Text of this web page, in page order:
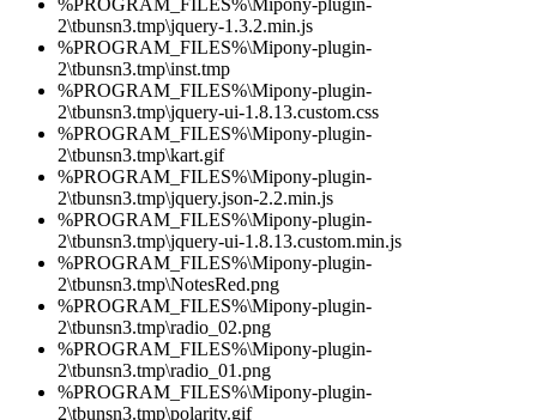
%PROGRAM_FILES%\Mipony-plugin-
2\tbunsn3.tmp\jquery-1.3.2.min.js
%PROGRAM_FILES%\Mipony-plugin-
2\tbunsn3.tmp\inst.tmp
%PROGRAM_FILES%\Mipony-plugin-
2\tbunsn3.tmp\jquery-ui-1.8.13.custom.css
%PROGRAM_FILES%\Mipony-plugin-
2\tbunsn3.tmp\kart.gif
%PROGRAM_FILES%\Mipony-plugin-
2\tbunsn3.tmp\jquery.json-2.2.min.js
%PROGRAM_FILES%\Mipony-plugin-
2\tbunsn3.tmp\jquery-ui-1.8.13.custom.min.js
%PROGRAM_FILES%\Mipony-plugin-
2\tbunsn3.tmp\NotesRed.png
%PROGRAM_FILES%\Mipony-plugin-
2\tbunsn3.tmp\radio_02.png
%PROGRAM_FILES%\Mipony-plugin-
2\tbunsn3.tmp\radio_01.png
%PROGRAM_FILES%\Mipony-plugin-
2\tbunsn3.tmp\polarity.gif